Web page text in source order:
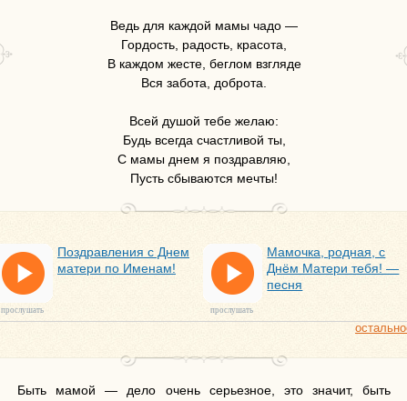
Ведь для каждой мамы чадо —
Гордость, радость, красота,
В каждом жесте, беглом взгляде
Вся забота, доброта.
Всей душой тебе желаю:
Будь всегда счастливой ты,
С мамы днем я поздравляю,
Пусть сбываются мечты!
Поздравления с Днем
матери по Именам!
прослушать
Мамочка, родная, с
Днём Матери тебя! —
песня
прослушать
Быть мамой — дело очень серьезное, это значит, быть